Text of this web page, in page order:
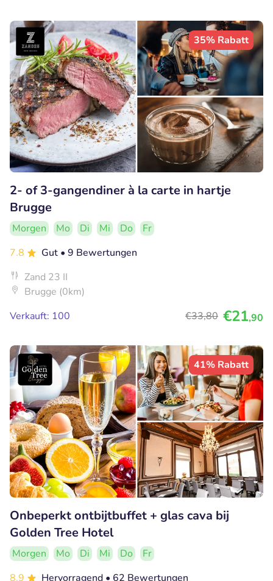
35% Rabatt
2- of 3-gangendiner à la carte in hartje
Brugge
Morgen Mo Di Mi Do
Fr
7.8
Gut • 9 Bewertungen
Zand 23 II
Brugge (0km)
Verkauft: 100
€33,80 €21,90
41% Rabatt
Onbeperkt ontbijtbuffet + glas cava bij
Golden Tree Hotel
Morgen Mo Di Mi Do
Fr
8.9
Hervorragend • 62 Bewertungen